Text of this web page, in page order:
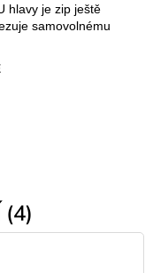
hlavy je zip ještě
samovolnému
(4)